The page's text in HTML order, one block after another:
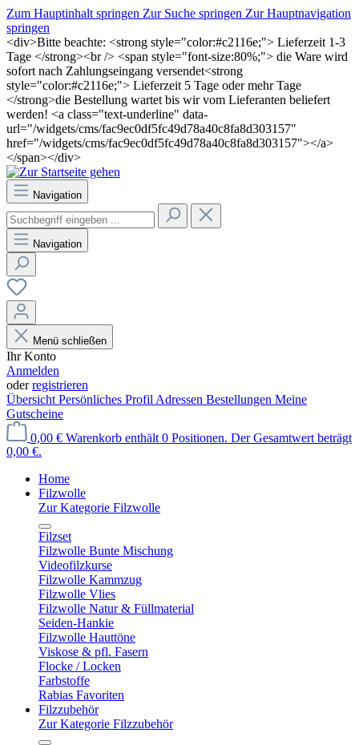
Zum Hauptinhalt springen Zur Suche springen Zur Hauptnavigation
springen
<div>Bitte beachte: <strong style="color:#c2116e;"> Lieferzeit 1-3
Tage </strong><br /> <span style="font-size:80%;"> die Ware wird
sofort nach Zahlungseingang versendet<strong
style="color:#c2116e;"> Lieferzeit 5 Tage oder mehr Tage
</strong>die Bestellung wartet bis wir vom Lieferanten beliefert
werden! <a class="text-underline" data-
url="/widgets/cms/fac9ec0df5fc49d78a40c8fa8d303157"
href="/widgets/cms/fac9ec0df5fc49d78a40c8fa8d303157"></a>
</span></div>
Navigation
Navigation
Menü schließen
Ihr Konto
Anmelden
oderregistrieren
Übersicht Persönliches Profil Adressen Bestellungen Meine
Gutscheine
0,00 € Warenkorb enthält 0 Positionen. Der Gesamtwert beträgt
0,00 €.
Home
Filzwolle
Zur Kategorie Filzwolle
Filzset
Filzwolle Bunte Mischung
Videofilzkurse
Filzwolle Kammzug
Filzwolle Vlies
Filzwolle Natur & Füllmaterial
Seiden-Hankie
Filzwolle Hauttöne
Viskose & pfl. Fasern
Flocke / Locken
Farbstoffe
Rabias Favoriten
Filzzubehör
Zur Kategorie Filzzubehör